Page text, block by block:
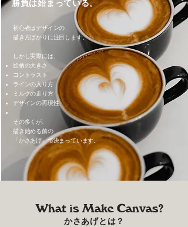
初心者はデザインの
描き方ばかりに注目します。
しかし実際には、
絵柄の大きさ
コントラスト
ラインの入り方
ミルクの走り方
デザインの再現性
その多くが、
描き始める前の
「かさあげ」で決まっています。
勝負は始まっている。
What is Make Canvas?
かさあげとは？